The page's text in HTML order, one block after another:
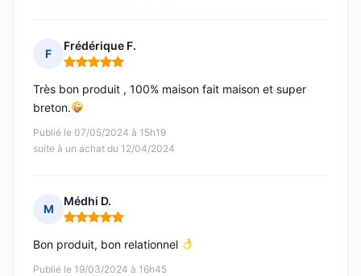
F
Frédérique F.
Note : 5 sur 5
Publié le 07/05/2024 à 15h19
suite à un achat du 12/04/2024
Très bon produit , 100% maison fait maison et super
breton.
M
Médhi D.
Note : 5 sur 5
Publié le 19/03/2024 à 16h45
Bon produit, bon relationnel